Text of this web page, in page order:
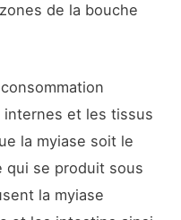
de la bouche
internes et les tissus
la myiase soit le
qui se produit sous
la myiase